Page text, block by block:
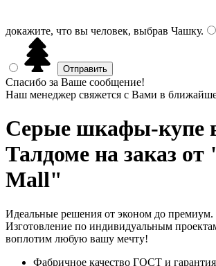
докажите, что вы человек, выбрав Чашку.
Спасибо за Ваше сообщение!
Наш менеджер свяжется с Вами в
Серые шкафы-купе
Талдоме на заказ
Mall"
Идеальные решения от эконом до премиум.
Изготовление по индивидуальным
воплотим любую вашу мечту!
Фабричное качество ГОСТ и